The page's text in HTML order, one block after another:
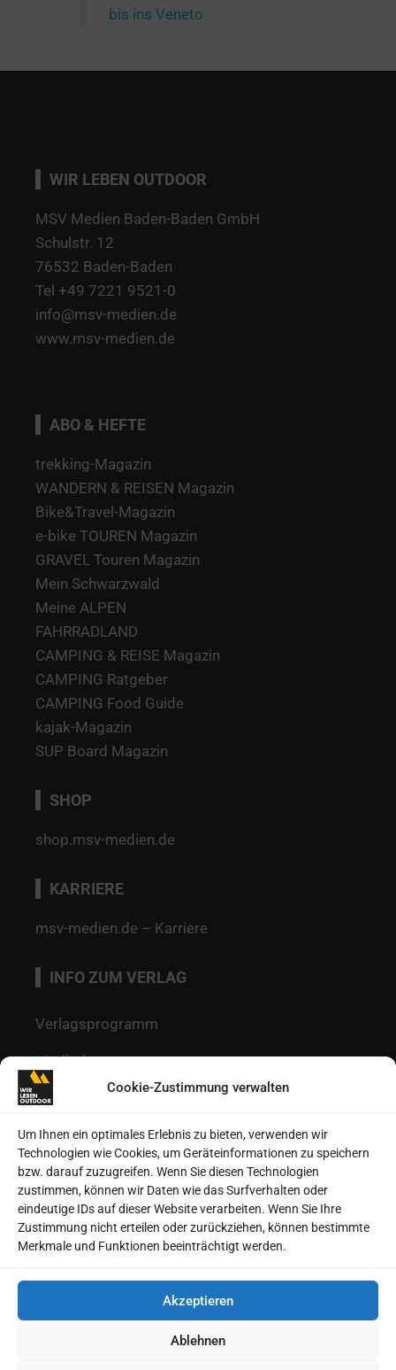
Cookie-Zustimmung verwalten
Um Ihnen ein optimales Erlebnis zu bieten, verwenden wir
Technologien wie Cookies, um Geräteinformationen zu speichern
bzw. darauf zuzugreifen. Wenn Sie diesen Technologien
zustimmen, können wir Daten wie das Surfverhalten oder
eindeutige IDs auf dieser Website verarbeiten. Wenn Sie Ihre
Zustimmung nicht erteilen oder zurückziehen, können bestimmte
Merkmale und Funktionen beeinträchtigt werden.
Akzeptieren
Ablehnen
bis ins Veneto
WIR LEBEN OUTDOOR
MSV Medien Baden-Baden GmbH
Schulstr. 12
76532 Baden-Baden
Tel +49 7221 9521-0
info@msv-medien.de
www.msv-medien.de
ABO & HEFTE
trekking-Magazin
WANDERN & REISEN Magazin
Bike&Travel-Magazin
e-bike TOUREN Magazin
GRAVEL Touren Magazin
Mein Schwarzwald
Meine ALPEN
FAHRRADLAND
CAMPING & REISE Magazin
CAMPING Ratgeber
CAMPING Food Guide
kajak-Magazin
SUP Board Magazin
SHOP
shop.msv-medien.de
KARRIERE
msv-medien.de – Karriere
INFO ZUM VERLAG
Verlagsprogramm
Mediadaten
Redaktion
Kontakt
Autoren
Datenschutz
Impressum
Heftarchive
Cookie-Richtlinie (EU)